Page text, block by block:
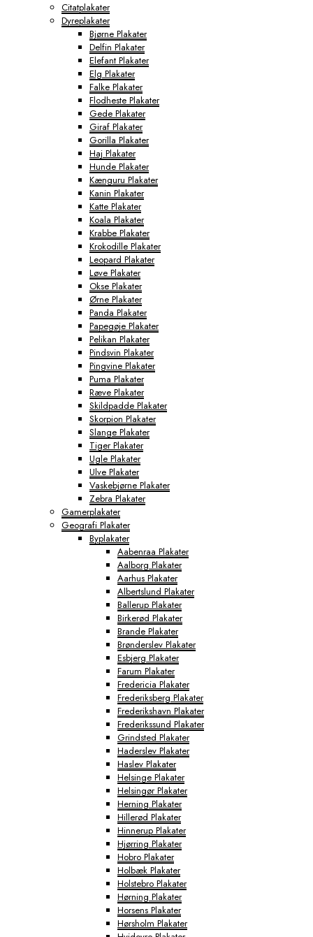
Citatplakater
Dyreplakater
Bjørne Plakater
Delfin Plakater
Elefant Plakater
Elg Plakater
Falke Plakater
Flodheste Plakater
Gede Plakater
Giraf Plakater
Gorilla Plakater
Haj Plakater
Hunde Plakater
Kænguru Plakater
Kanin Plakater
Katte Plakater
Koala Plakater
Krabbe Plakater
Krokodille Plakater
Leopard Plakater
Løve Plakater
Okse Plakater
Ørne Plakater
Panda Plakater
Papegøje Plakater
Pelikan Plakater
Pindsvin Plakater
Pingvine Plakater
Puma Plakater
Ræve Plakater
Skildpadde Plakater
Skorpion Plakater
Slange Plakater
Tiger Plakater
Ugle Plakater
Ulve Plakater
Vaskebjørne Plakater
Zebra Plakater
Gamerplakater
Geografi Plakater
Byplakater
Aabenraa Plakater
Aalborg Plakater
Aarhus Plakater
Albertslund Plakater
Ballerup Plakater
Birkerød Plakater
Brande Plakater
Brønderslev Plakater
Esbjerg Plakater
Farum Plakater
Fredericia Plakater
Frederiksberg Plakater
Frederikshavn Plakater
Frederikssund Plakater
Grindsted Plakater
Haderslev Plakater
Haslev Plakater
Helsinge Plakater
Helsingør Plakater
Herning Plakater
Hillerød Plakater
Hinnerup Plakater
Hjørring Plakater
Hobro Plakater
Holbæk Plakater
Holstebro Plakater
Hørning Plakater
Horsens Plakater
Hørsholm Plakater